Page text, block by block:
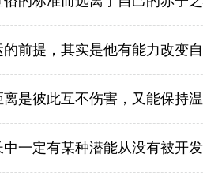
前提，其实是他有能力改变自
是彼此互不伤害，又能保持温
一定有某种潜能从没有被开发